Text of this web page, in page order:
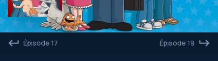
Épisode 17 Épisode 19